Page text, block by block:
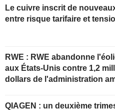
Le cuivre inscrit de
entre risque tarifaire et
RWE : RWE abandonne l'éolien offshore
aux États-Unis contre 1,2
dollars de l'administration
QIAGEN : un deuxième trimestre